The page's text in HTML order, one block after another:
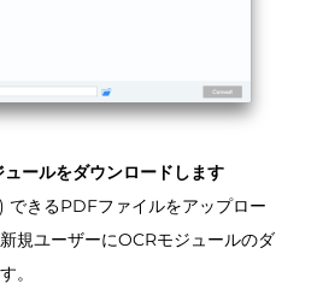
ールをダウンロードします
できるPDFファイルをアップロー
規ユーザーにOCRモジュールのダ
。